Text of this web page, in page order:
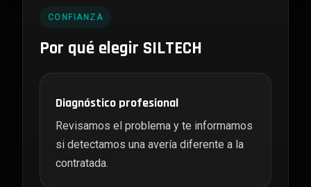
CONFIANZA
Por qué elegir SILTECH
Diagnóstico profesional
Revisamos el problema y te informamos
si detectamos una avería diferente a la
contratada.